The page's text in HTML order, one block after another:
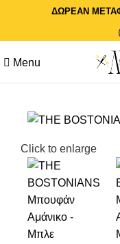
ΔΩΡΕΑΝ
Menu
-30%
Click to enlarge